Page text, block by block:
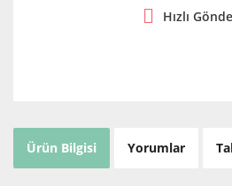
Hızlı
Ürün Bilgisi Yorumlar